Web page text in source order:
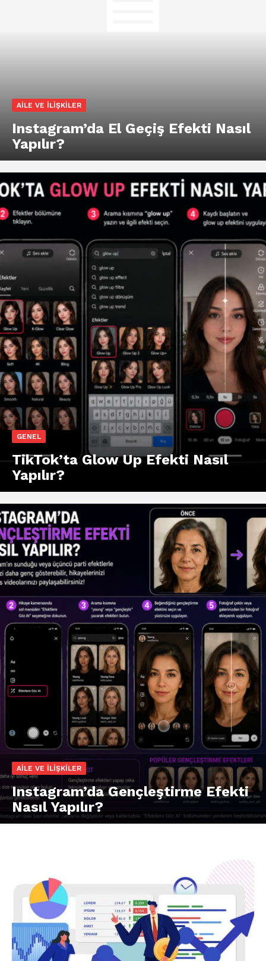
AILE VE İLIŞKILER
Instagram’da El Geçiş Efekti Nasıl
Yapılır?
GENEL
TikTok’ta Glow Up Efekti Nasıl
Yapılır?
AILE VE İLIŞKILER
Instagram’da Gençleştirme Efekti
Nasıl Yapılır?